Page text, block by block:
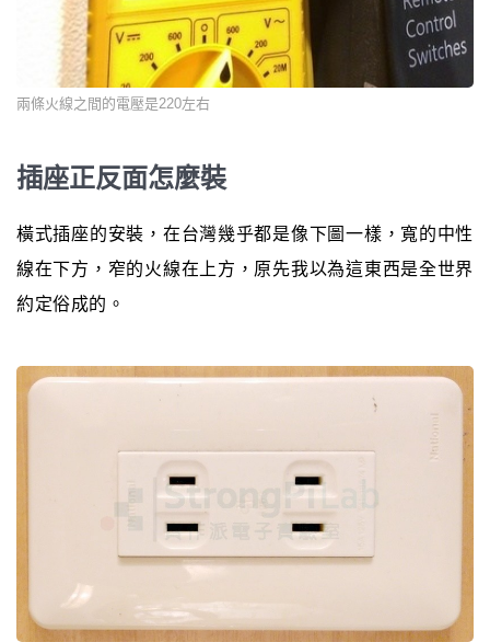
兩條火線之間的電壓是220左右
插座正反面怎麼裝
橫式插座的安裝，在台灣幾乎都是像下圖一樣，寬的中性
線在下方，窄的火線在上方，原先我以為這東西是全世界
約定俗成的。